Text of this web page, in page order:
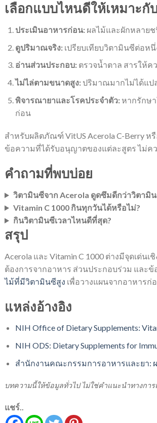
เลือกแบบไหนดีให้เหมาะกั
ประเมินอาหารก่อน:ผลไม้และผักหลาย
ดูปริมาณจริง:เปรียบเทียบวิตามินซีต่อห
อ่านส่วนประกอบ:ตรวจน้ำตาล สารให้ค
ไม่ไล่ตามขนาดสูง:ปริมาณมากไม่ได้แป
พิจารณายาและโรคประจำตัว:หากรักษา
ก่อน
สำหรับผลิตภัณฑ์ VitUS Acerola C-Berry หรื
ข้อความที่ได้รับอนุญาตของแต่ละสูตร ไม่
คำถามที่พบบ่อย
วิตามินซีจาก Acerola ดูดซึมดีกว่าวิตามิ
Vitamin C 1000 กินทุกวันได้หรือไม่?
กินวิตามินซีเวลาไหนดีที่สุด?
สรุป
Acerola และ Vitamin C 1000 ต่างมีจุดเด่
ต้องการจากอาหาร ส่วนประกอบร่วม และข้
ไม้ที่มีวิตามินซีสูง เพื่อวางแผนจากอาหารก่
แหล่งอ้างอิง
NIH Office of Dietary Supplements:
NIH ODS: Dietary Supplements for
สำนักงานคณะกรรมการอาหารและยา:
บทความนี้ให้ข้อมูลทั่วไป ไม่ใช่คำแนะนำทางกา
แชร์..